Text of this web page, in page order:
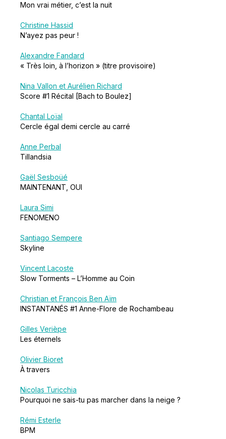
Mon vrai métier, c’est la nuit
Christine Hassid
N’ayez pas peur !
Alexandre Fandard
« Très loin, à l’horizon » (titre provisoire)
Nina Vallon et Aurélien Richard
Score #1 Récital [Bach to Boulez]
Chantal Loïal
Cercle égal demi cercle au carré
Anne Perbal
Tillandsia
Gaël Sesboüé
MAINTENANT, OUI
Laura Simi
FENOMENO
Santiago Sempere
Skyline
Vincent Lacoste
Slow Torments – L’Homme au Coin
Christian et François Ben Aïm
INSTANTANÉS #1 Anne-Flore de Rochambeau
Gilles Verièpe
Les éternels
Olivier Bioret
À travers
Nicolas Turicchia
Pourquoi ne sais-tu pas marcher dans la neige ?
Rémi Esterle
BPM